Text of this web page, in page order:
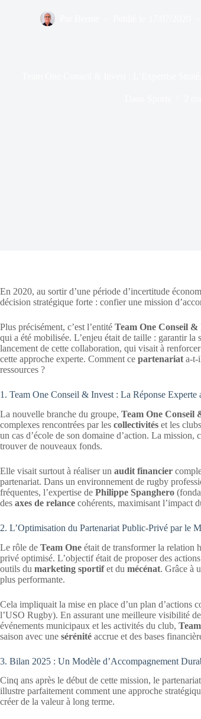
En 2020, au sortir d’une période d’incertitude
décision stratégique forte : confier une mission
Plus précisément, c’est l’entité Team One Conseil &
qui a été mobilisée. L’enjeu était de taille : garantir
lancement de cette collaboration, qui visait à
cette approche experte. Comment ce partenariat a-t-
ressources ?
1. Team One Conseil & Invest : La Réponse
La nouvelle branche du groupe, Team One Conseil
complexes rencontrées par les collectivités et les
un cas d’école de son domaine d’action. La
trouver de nouveaux fonds.
Elle visait surtout à réaliser un audit financier
partenariat. Dans un environnement de rugby
fréquentes, l’expertise de Philippe Spanghero
des axes de relance cohérents, maximisant l’impact
2. L’Optimisation du Partenariat Public-Privé par le
Le rôle de Team One était de transformer la relation
privé optimisé. L’objectif était de proposer des
outils du marketing sportifet du mécénat. Grâce à
plus performante.
Cela impliquait la mise en place d’un plan d’actions
l’USO Rugby). En assurant une meilleure visibilité
événements municipaux et les activités du club,
saison avec une sérénité accrue et des bases
3. Bilan 2025 : Un Modèle d’Accompagnement
Cinq ans après le début de cette mission, le
illustre parfaitement comment une approche
créer de la valeur à long terme.